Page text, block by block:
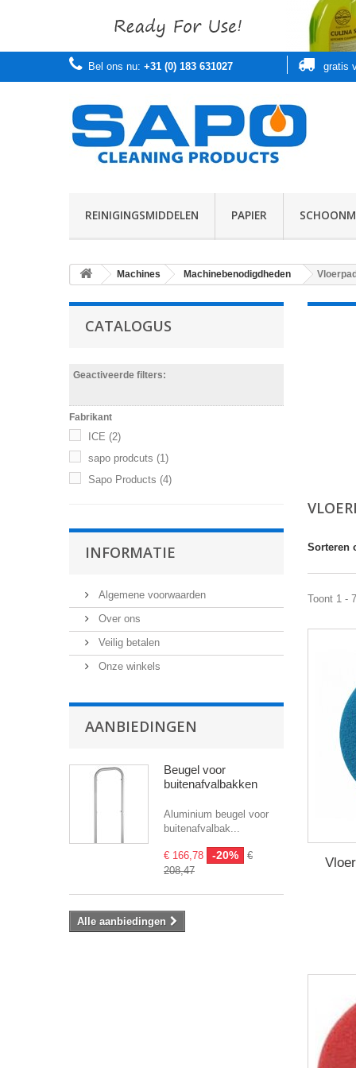
Bel ons nu: +31 (0) 183 631027 gratis
REINIGINGSMIDDELEN PAPIER
Machines Machinebenodigdheden
CATALOGUS
Geactiveerde filters:
Fabrikant
ICE (2)
sapo prodcuts (1)
Sapo Products (4)
INFORMATIE
Algemene voorwaarden
Over ons
Veilig betalen
Onze winkels
AANBIEDINGEN
Beugel voor
buitenafvalbakken
Aluminium beugel voor
buitenafvalbak...
€ 166,78 -20%
€
208,47
Alle aanbiedingen
Sorteren
Toont 1 -